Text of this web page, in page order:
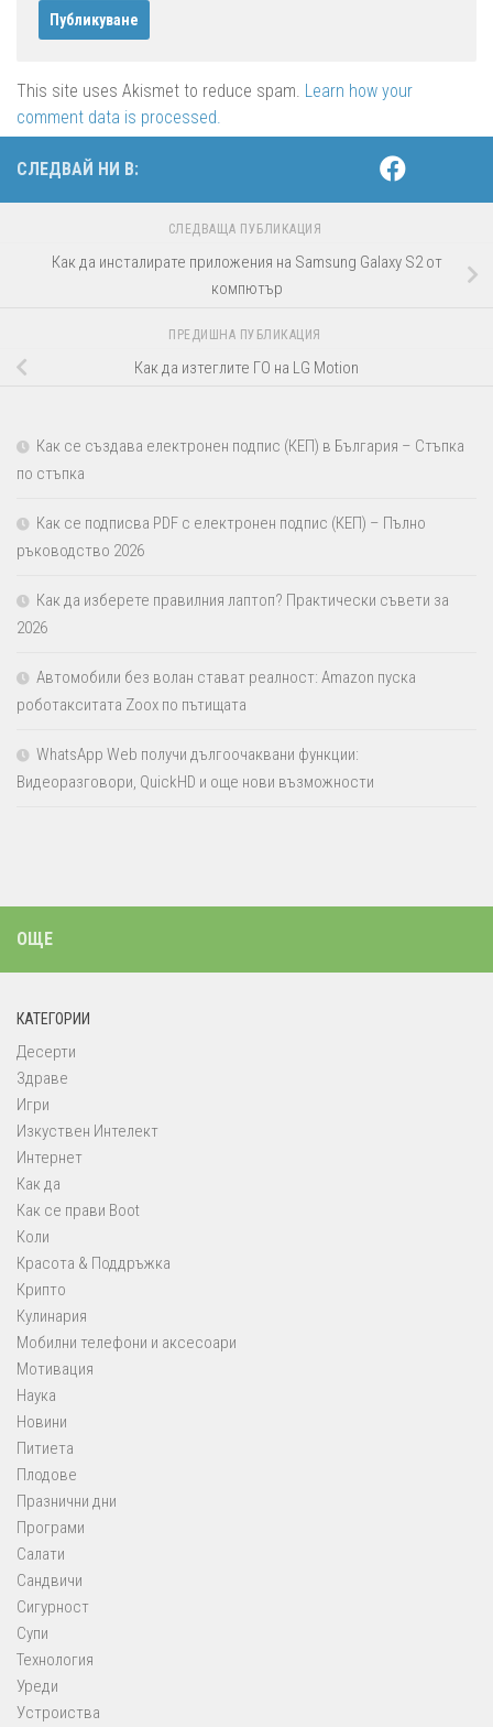
This site uses Akismet to reduce spam. Learn how your
comment data is processed.
СЛЕДВАЙ НИ В:
СЛЕДВАЩА ПУБЛИКАЦИЯ
Как да инсталирате приложения на Samsung Galaxy S2 от
компютър
ПРЕДИШНА ПУБЛИКАЦИЯ
Как да изтеглите ГО на LG Motion
Как се създава електронен подпис (КЕП) в България – Стъпка
по стъпка
Как се подписва PDF с електронен подпис (КЕП) – Пълно
ръководство 2026
Как да изберете правилния лаптоп? Практически съвети за
2026
Автомобили без волан стават реалност: Amazon пуска
роботакситата Zoox по пътищата
WhatsApp Web получи дългоочаквани функции:
Видеоразговори, QuickHD и още нови възможности
ОЩЕ
КАТЕГОРИИ
Десерти
Здраве
Игри
Изкуствен Интелект
Интернет
Как да
Как се прави Boot
Коли
Красота & Поддръжка
Крипто
Кулинария
Мобилни телефони и аксесоари
Мотивация
Наука
Новини
Питиета
Плодове
Празнични дни
Програми
Салати
Сандвичи
Сигурност
Супи
Технология
Уреди
Устроиства